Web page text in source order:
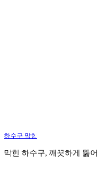
하수구 막힘
막힌 하수구, 깨끗하게 뚫